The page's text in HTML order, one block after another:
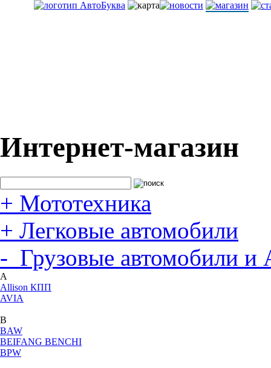
Интернет-магазин
+ Мототехника
+ Легковые автомобили
- Грузовые автомобили и
A
Allison КПП
AVIA
B
BAW
BEIFANG BENCHI
BPW